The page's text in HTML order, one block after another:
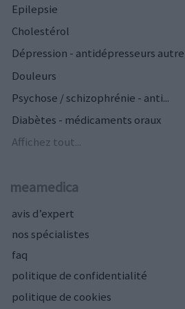
Epilepsie
Cholestérol
Dépression - antidépresseurs autre
Douleurs
Psychose / schizophrénie - anti...
Diabètes - médicaments oraux
Affichez tout...
meamedica
avis d’expert
nos spécialistes
faq
politique de confidentialité
politique de cookies